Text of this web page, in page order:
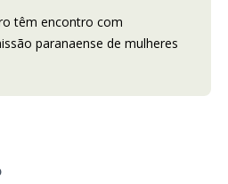
têm encontro com
paranaense de mulheres